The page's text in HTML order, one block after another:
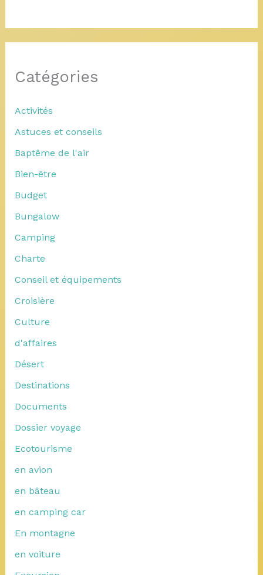
Catégories
Activités
Astuces et conseils
Baptême de l'air
Bien-être
Budget
Bungalow
Camping
Charte
Conseil et équipements
Croisière
Culture
d'affaires
Désert
Destinations
Documents
Dossier voyage
Ecotourisme
en avion
en bâteau
en camping car
En montagne
en voiture